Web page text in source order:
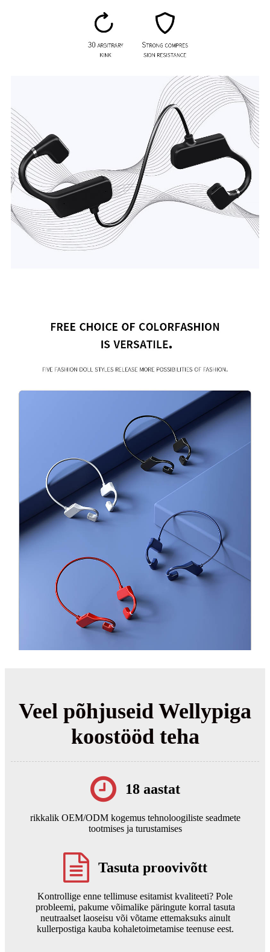
Veel põhjuseid Wellypiga
koostööd teha
18 aastat
rikkalik OEM/ODM kogemus tehnoloogiliste seadmete
tootmises ja turustamises
Tasuta proovivõtt
Kontrollige enne tellimuse esitamist kvaliteeti? Pole
probleemi, pakume võimalike päringute korral tasuta
neutraalset laoseisu või võtame ettemaksuks ainult
kullerpostiga kauba kohaletoimetamise teenuse eest.